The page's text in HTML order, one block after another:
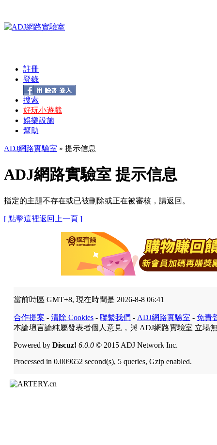
註冊
登錄
搜索
好玩小遊戲
娛樂設施
幫助
ADJ網路實驗室 » 提示信息
ADJ網路實驗室 提示信息
指定的主題不存在或已被刪除或正在被審核，請返回。
[ 點擊這裡返回上一頁 ]
當前時區 GMT+8, 現在時間是 2026-8-8 06:41
合作提案 - 清除 Cookies - 聯繫我們 - ADJ網路實驗室 - 免責
本論壇言論純屬發表者個人意見，與 ADJ網路實驗室 立場
Powered by Discuz! 6.0.0 © 2015 ADJ Network Inc.
Processed in 0.009652 second(s), 5 queries, Gzip enabled.